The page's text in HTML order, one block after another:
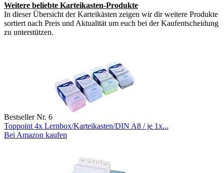
Weitere beliebte Karteikasten-Produkte
In dieser Übersicht der Karteikästen zeigen wir dir weitere Produkte
sortiert nach Preis und Aktualität um euch bei der Kaufentscheidung
zu unterstützen.
Bestseller Nr. 6
Toppoint 4x Lernbox/Karteikasten/DIN A8 / je 1x...
Bei Amazon kaufen